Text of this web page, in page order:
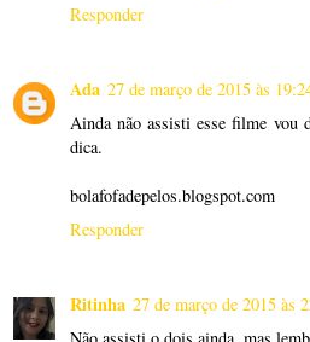
Responder
Ada 27 de março de 2015 às
Ainda não assisti esse filme vou
dica.
bolafofadepelos.blogspot.com
Responder
Ritinha 27 de março de 2015 às